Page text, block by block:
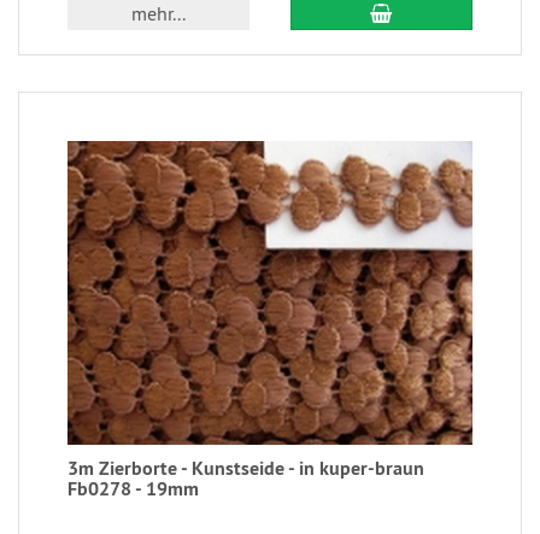
mehr...
3m Zierborte - Kunstseide - in kuper-braun
Fb0278 - 19mm